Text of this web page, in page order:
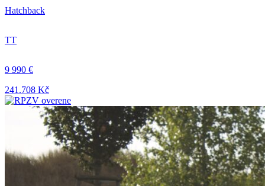
Hatchback
TT
9 990 €
241.708 Kč